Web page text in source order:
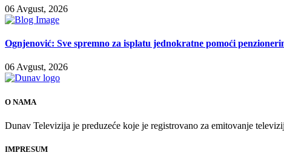
06 Avgust, 2026
Ognjenović: Sve spremno za isplatu jednokratne pomoći
06 Avgust, 2026
O NAMA
Dunav Televizija je preduzeće koje je registrovano za emitovanje
IMPRESUM